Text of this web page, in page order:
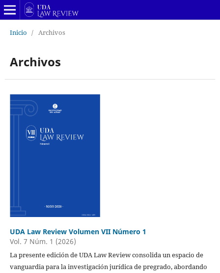
Inicio / Archivos
Archivos
UDA Law Review Volumen VII Número 1
Vol. 7 Núm. 1 (2026)
La presente edición de UDA Law Review consolida un espacio de
vanguardia para la investigación jurídica de pregrado, abordando